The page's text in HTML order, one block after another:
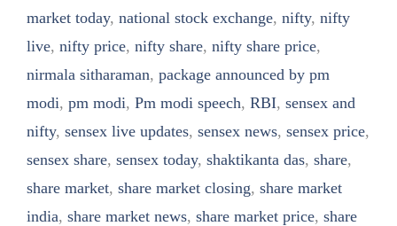
market today, national stock exchange, nifty, nifty
live, nifty price, nifty share, nifty share price,
nirmala sitharaman, package announced by pm
modi, pm modi, Pm modi speech, RBI, sensex and
nifty, sensex live updates, sensex news, sensex price,
sensex share, sensex today, shaktikanta das, share,
share market, share market closing, share market
india, share market news, share market price, share